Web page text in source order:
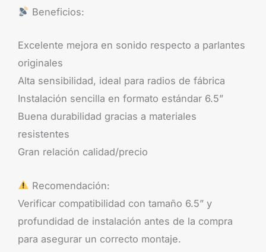
Beneficios:
Excelente mejora en sonido respecto a parlantes
originales
Alta sensibilidad, ideal para radios de fábrica
Instalación sencilla en formato estándar 6.5”
Buena durabilidad gracias a materiales
resistentes
Gran relación calidad/precio
Recomendación:
Verificar compatibilidad con tamaño 6.5” y
profundidad de instalación antes de la compra
para asegurar un correcto montaje.